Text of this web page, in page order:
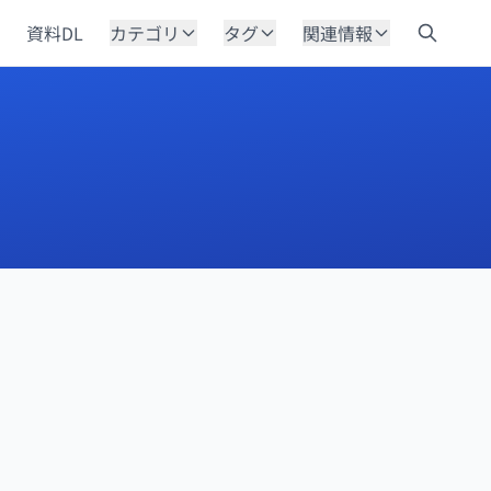
資料DL カテゴリ タグ 関連情報